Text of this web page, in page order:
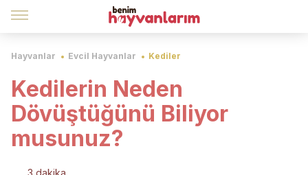
Hayvanlar Evcil Hayvanlar Kediler
Kedilerin Neden
Dövüştüğünü Biliyor
musunuz?
3 dakika